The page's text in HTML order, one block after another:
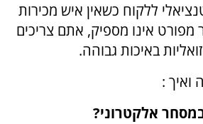
ללקוח כשאין איש מכירות
מפורט אינו מספיק, אתם צריכים
באיכות גבוהה.
ואיך :
אלקטרוני?